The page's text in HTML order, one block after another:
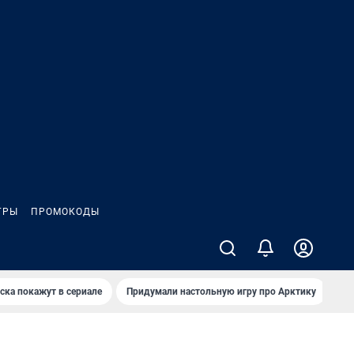
ПРОМОКОДЫ
покажут в сериале Придумали настольную игру про Арктику